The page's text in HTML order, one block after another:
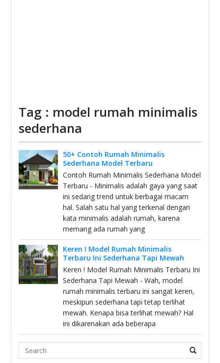
Tag : model rumah minimalis
sederhana
50+ Contoh Rumah Minimalis
Sederhana Model Terbaru
Contoh Rumah Minimalis Sederhana Model
Terbaru - Minimalis adalah gaya yang saat
ini sedang trend untuk berbagai macam
hal. Salah satu hal yang terkenal dengan
kata minimalis adalah rumah, karena
memang ada rumah yang
Keren ! Model Rumah Minimalis
Terbaru Ini Sederhana Tapi Mewah
Keren ! Model Rumah Minimalis Terbaru Ini
Sederhana Tapi Mewah - Wah, model
rumah minimalis terbaru ini sangat keren,
meskipun sederhana tapi tetap terlihat
mewah. Kenapa bisa terlihat mewah? Hal
ini dikarenakan ada beberapa
Search